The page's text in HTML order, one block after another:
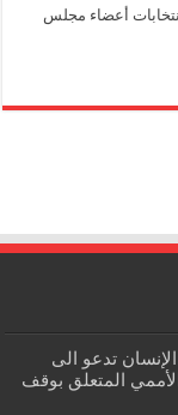
2026 لإجراء انتخابات أعضاء مجلس
تدعو الى
المتعلق بوقف